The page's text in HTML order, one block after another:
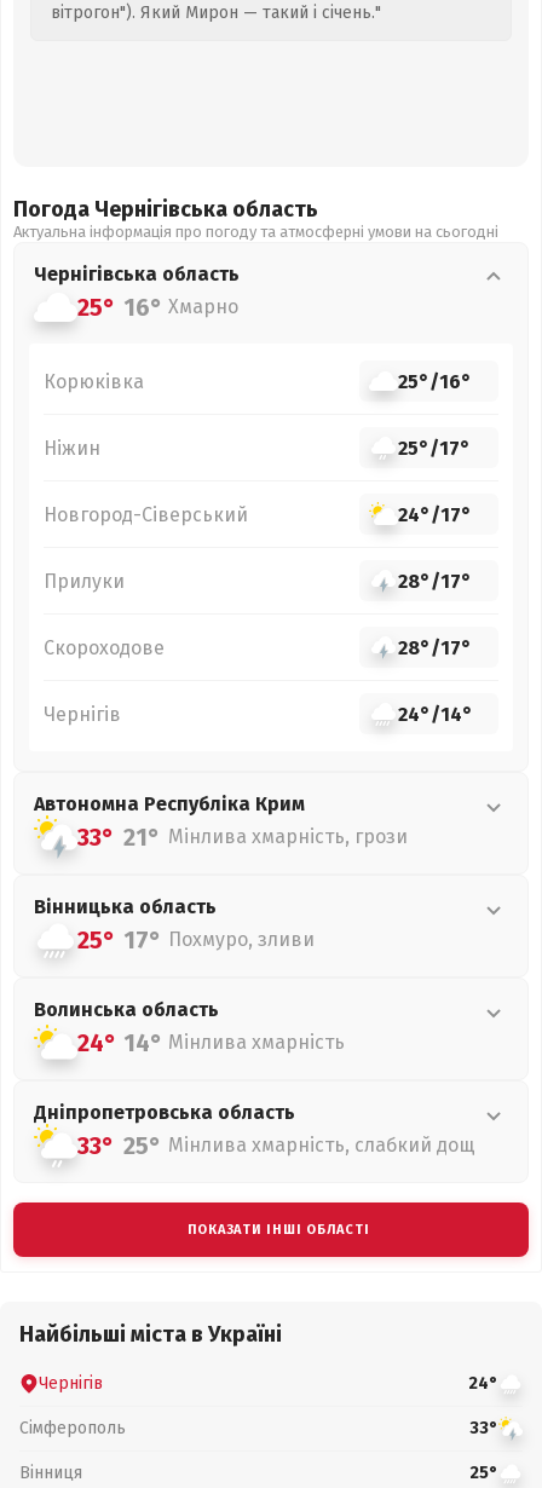
вітрогон"). Який Мирон — такий і січень."
Погода Чернігівська область
Актуальна інформація про погоду та атмосферні умови на сьогодні
Чернігівська область
25° 16° Хмарно
Корюківка 25°/16°
Ніжин 25°/17°
Новгород-Сіверський 24°/17°
Прилуки 28°/17°
Скороходове 28°/17°
Чернігів 24°/14°
Автономна Республіка Крим
33° 21° Мінлива хмарність, грози
Вінницька область
25° 17° Похмуро, зливи
Волинська область
24° 14° Мінлива хмарність
Дніпропетровська область
33° 25° Мінлива хмарність, слабкий дощ
ПОКАЗАТИ ІНШІ ОБЛАСТІ
Найбільші міста в Україні
Чернігів 24°
Сімферополь 33°
Вінниця 25°